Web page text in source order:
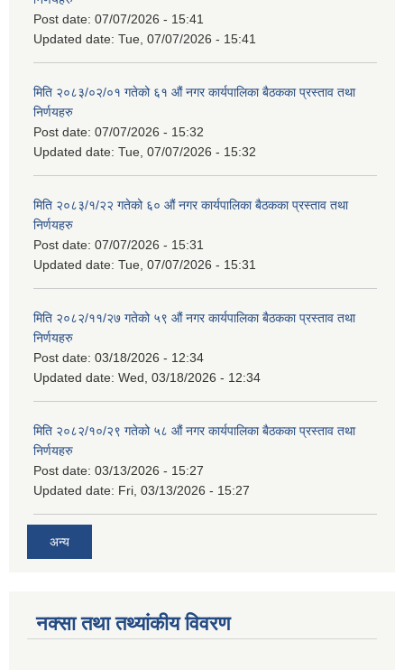
Post date: 07/07/2026 - 15:41
Updated date: Tue, 07/07/2026 - 15:41
मिति २०८३/०२/०१ गतेको ६१ औं नगर कार्यपालिका बैठकका प्रस्ताव तथा
निर्णयहरु
Post date: 07/07/2026 - 15:32
Updated date: Tue, 07/07/2026 - 15:32
मिति २०८३/१/२२ गतेको ६० औं नगर कार्यपालिका बैठकका प्रस्ताव तथा
निर्णयहरु
Post date: 07/07/2026 - 15:31
Updated date: Tue, 07/07/2026 - 15:31
मिति २०८२/११/२७ गतेको ५९ औं नगर कार्यपालिका बैठकका प्रस्ताव तथा
निर्णयहरु
Post date: 03/18/2026 - 12:34
Updated date: Wed, 03/18/2026 - 12:34
मिति २०८२/१०/२९ गतेको ५८ औं नगर कार्यपालिका बैठकका प्रस्ताव तथा
निर्णयहरु
Post date: 03/13/2026 - 15:27
Updated date: Fri, 03/13/2026 - 15:27
अन्य
नक्सा तथा तथ्यांकीय विवरण